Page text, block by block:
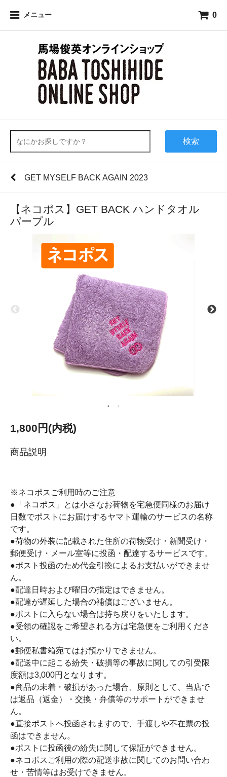
メニュー 0
検索
GET MYSELF BACK AGAIN 2023
【ネコポス】GET BACK ハンドタオル
パープル
1,800円(内税)
商品説明
※ネコポスご利用時のご注意
●「ネコポス」とは小さなお荷物を宅急便同様のお届け
日数でポストにお届けするヤマト運輸のサービスの名称
です。
●荷物の外装に記載された住所の荷物受け・新聞受け・
郵便受け・メール室等に投函・配達するサービスです。
●ポスト投函のため代金引換によるお支払いができませ
ん。
●配達日時および曜日の指定はできません。
●配達が遅延した場合の補償はございません。
●ポストに入らない場合は持ち戻りをいたします。
●受領の確認をご希望される方は宅急便をご利用くださ
い。
●郵便私書箱宛てはお預かりできません。
●配送中に起こる紛失・破損等の事故に関しての引受限
度額は3,000円となります。
●商品の未着・破損があった場合、原則として、当店で
は返品（返金）・交換・弁償等のサポートができませ
ん。
●直接ポストへ投函されますので、手渡しや不在票の投
函はできません。
●ポストに投函後の紛失に関して保証ができません。
●ネコポスご利用の際の配送事故に関してのお問い合わ
せ・苦情等はお受けできません。